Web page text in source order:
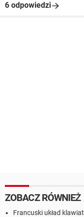
6 odpowiedzi
ZOBACZ RÓWNIEŻ
Francuski układ